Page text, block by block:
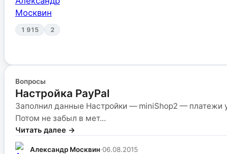
1 915 2
Вопросы
Настройка PayPal
Заполнил данные Настройки — miniShop2 — платежи
Потом не забыл в мет...
Читать далее →
Александр Москвин·06.08.2015